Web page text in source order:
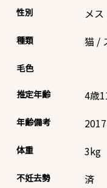
性別 メス
種類 猫 /
毛色
推定年齢 4歳
年齢備考
体重 3kg
不妊去勢 済